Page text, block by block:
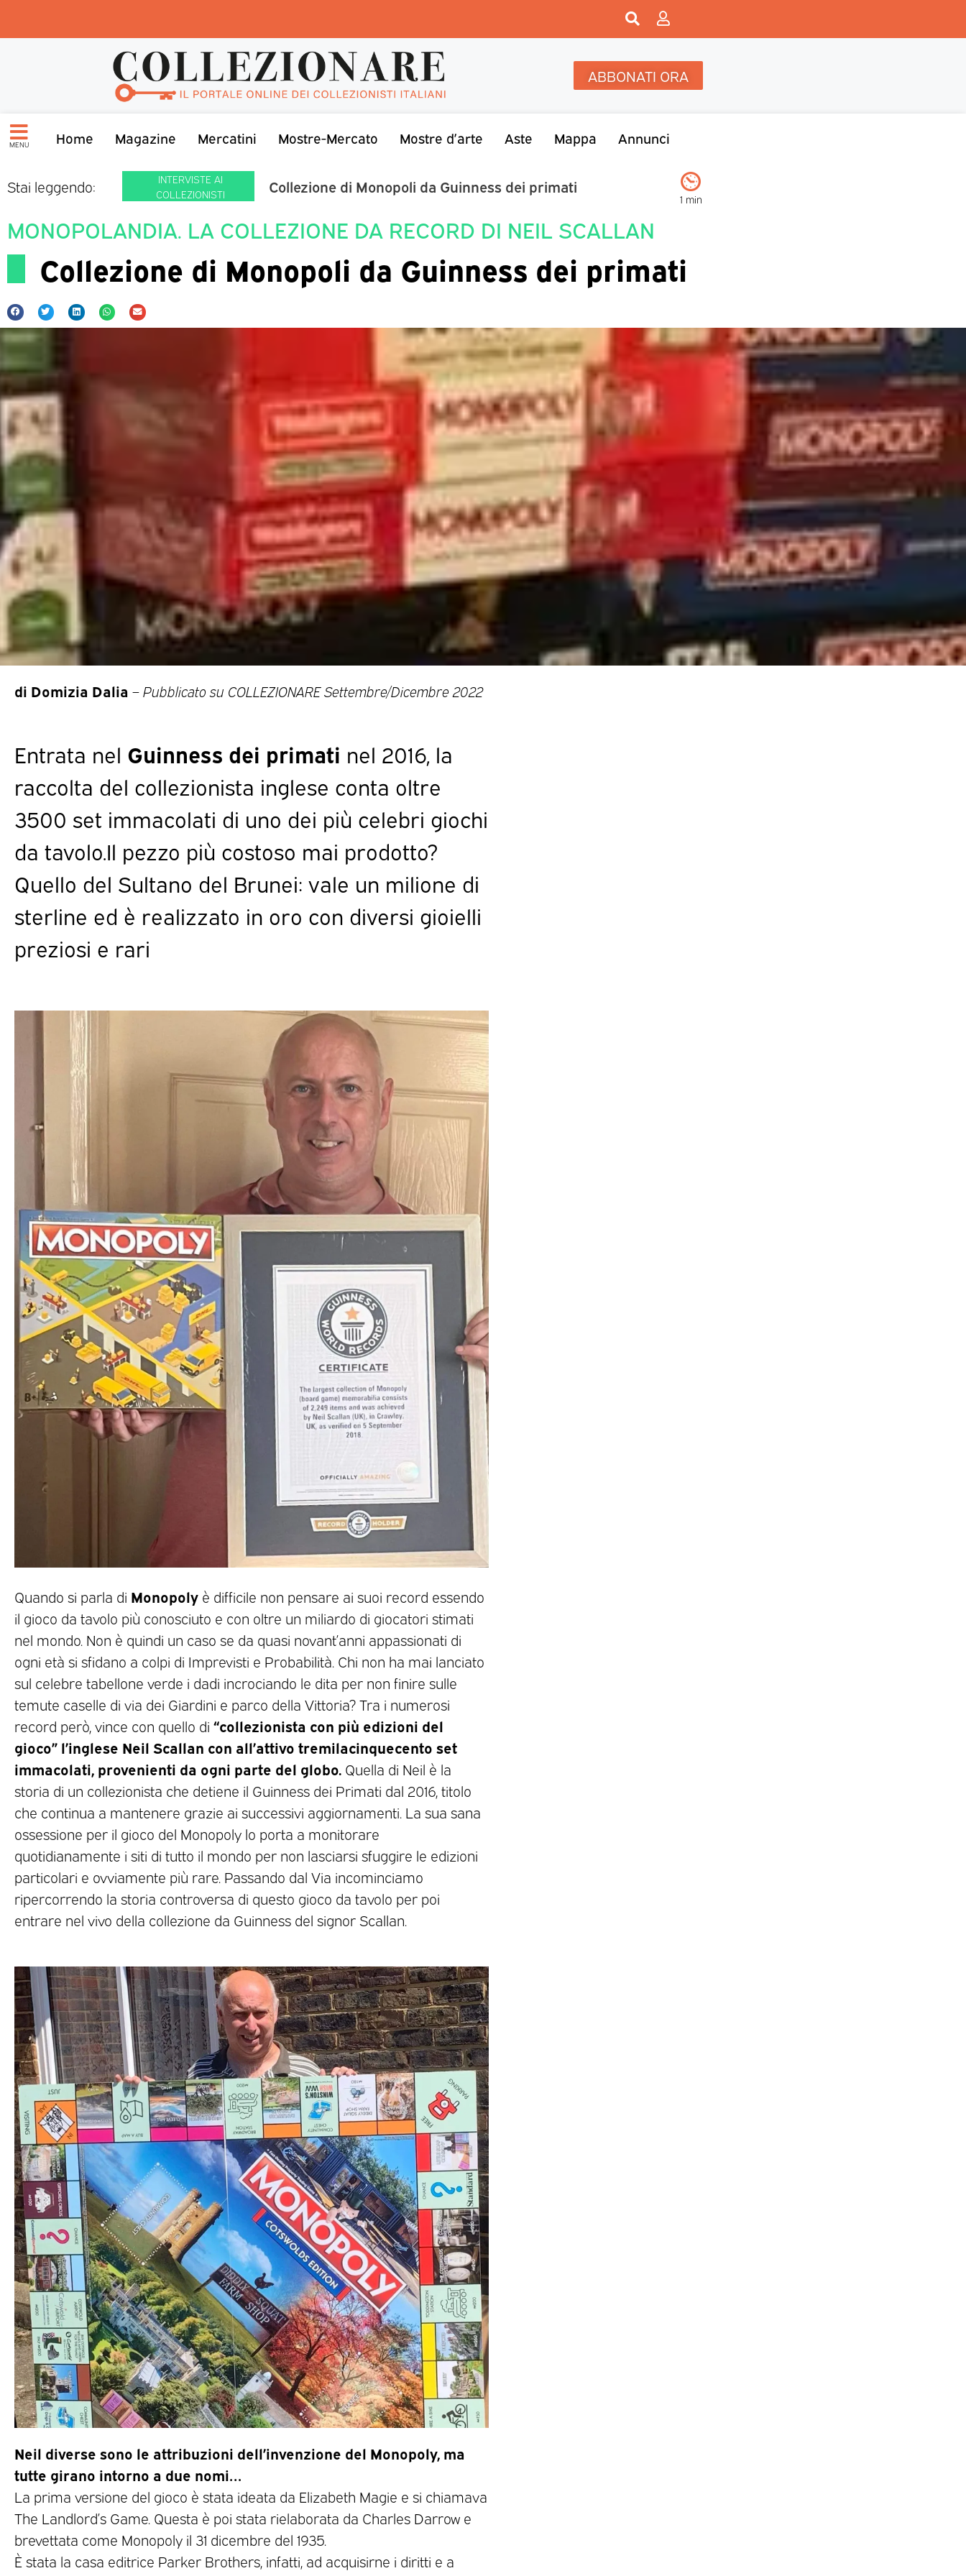
ABBONATI ORA
MENU Home Magazine Mercatini Mostre-Mercato Mostre d’arte Aste Mappa Annunci
Stai leggendo:
INTERVISTE AI
COLLEZIONISTI
Collezione di Monopoli da Guinness dei primati
1 min
MONOPOLANDIA. LA COLLEZIONE DA RECORD DI NEIL SCALLAN
Collezione di Monopoli da Guinness dei primati
di Domizia Dalia –Pubblicato su COLLEZIONARE Settembre/Dicembre 2022
Entrata nel Guinness dei primati nel 2016, la
raccolta del collezionista inglese conta oltre
3500 set immacolati di uno dei più celebri giochi
da tavolo.Il pezzo più costoso mai prodotto?
Quello del Sultano del Brunei: vale un milione di
sterline ed è realizzato in oro con diversi gioielli
preziosi e rari
Quando si parla di Monopoly è difficile non pensare ai suoi record essendo
il gioco da tavolo più conosciuto e con oltre un miliardo di giocatori stimati
nel mondo. Non è quindi un caso se da quasi novant’anni appassionati di
ogni età si sfidano a colpi di Imprevisti e Probabilità. Chi non ha mai lanciato
sul celebre tabellone verde i dadi incrociando le dita per non finire sulle
temute caselle di via dei Giardini e parco della Vittoria? Tra i numerosi
record però, vince con quello di “collezionista con più edizioni del
gioco” l’inglese Neil Scallan con all’attivo tremilacinquecento set
immacolati, provenienti da ogni parte del globo. Quella di Neil è la
storia di un collezionista che detiene il Guinness dei Primati dal 2016, titolo
che continua a mantenere grazie ai successivi aggiornamenti. La sua sana
ossessione per il gioco del Monopoly lo porta a monitorare
quotidianamente i siti di tutto il mondo per non lasciarsi sfuggire le edizioni
particolari e ovviamente più rare. Passando dal Via incominciamo
ripercorrendo la storia controversa di questo gioco da tavolo per poi
entrare nel vivo della collezione da Guinness del signor Scallan.
Neil diverse sono le attribuzioni dell’invenzione del Monopoly, ma
tutte girano intorno a due nomi…
La prima versione del gioco è stata ideata da Elizabeth Magie e si chiamava
The Landlord’s Game. Questa è poi stata rielaborata da Charles Darrow e
brevettata come Monopoly il 31 dicembre del 1935.
È stata la casa editrice Parker Brothers, infatti, ad acquisirne i diritti e a